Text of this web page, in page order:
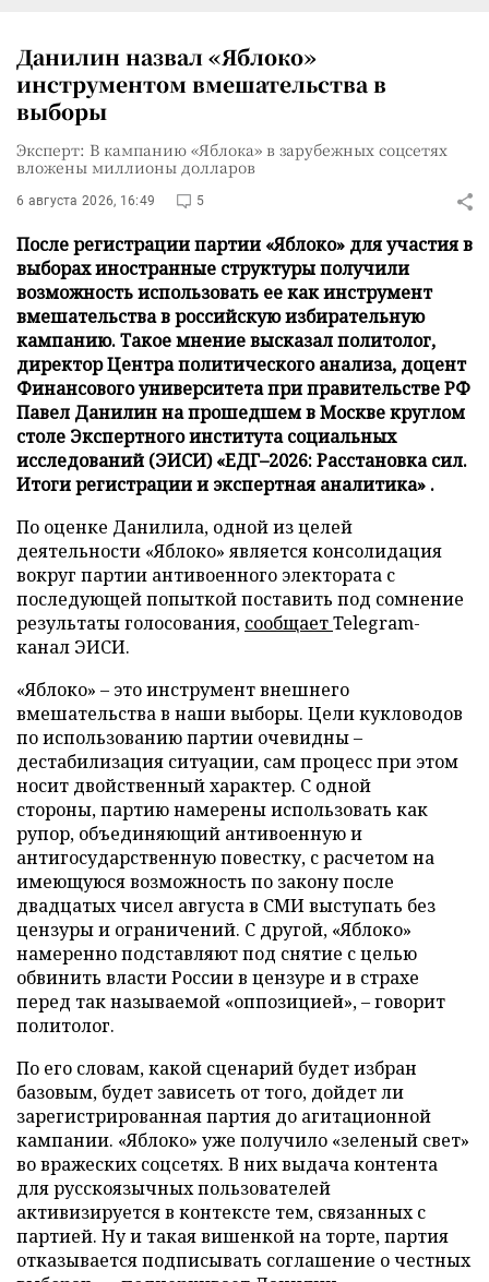
Данилин назвал «Яблоко»
инструментом вмешательства в
выборы
Эксперт: В кампанию «Яблока» в зарубежных соцсетях
вложены миллионы долларов
6 августа 2026, 16:49 5
После регистрации партии «Яблоко» для участия в
выборах иностранные структуры получили
возможность использовать ее как инструмент
вмешательства в российскую избирательную
кампанию. Такое мнение высказал политолог,
директор Центра политического анализа, доцент
Финансового университета при правительстве РФ
Павел Данилин на прошедшем в Москве круглом
столе Экспертного института социальных
исследований (ЭИСИ) «ЕДГ–2026: Расстановка сил.
Итоги регистрации и экспертная аналитика» .
По оценке Данилила, одной из целей
деятельности «Яблоко» является консолидация
вокруг партии антивоенного электората с
последующей попыткой поставить под сомнение
результаты голосования, сообщаетTelegram-
канал ЭИСИ.
«Яблоко» – это инструмент внешнего
вмешательства в наши выборы. Цели кукловодов
по использованию партии очевидны –
дестабилизация ситуации, сам процесс при этом
носит двойственный характер. С одной
стороны, партию намерены использовать как
рупор, объединяющий антивоенную и
антигосударственную повестку, с расчетом на
имеющуюся возможность по закону после
двадцатых чисел августа в СМИ выступать без
цензуры и ограничений. С другой, «Яблоко»
намеренно подставляют под снятие с целью
обвинить власти России в цензуре и в страхе
перед так называемой «оппозицией», – говорит
политолог.
По его словам, какой сценарий будет избран
базовым, будет зависеть от того, дойдет ли
зарегистрированная партия до агитационной
кампании. «Яблоко» уже получило «зеленый свет»
во вражеских соцсетях. В них выдача контента
для русскоязычных пользователей
активизируется в контексте тем, связанных с
партией. Ну и такая вишенкой на торте, партия
отказывается подписывать соглашение о честных